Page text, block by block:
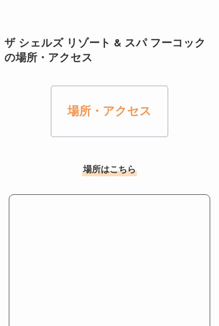
ザ シェルズ リゾート & スパ フーコック
の場所・アクセス
場所・アクセス
場所はこちら